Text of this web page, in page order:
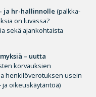
ja hr-hallinnolle (palkka-
on luvassa?
sekä ajankohtaista
– uutta
korvauksien
henkilöverotuksen usein
ja oikeuskäytäntöä)